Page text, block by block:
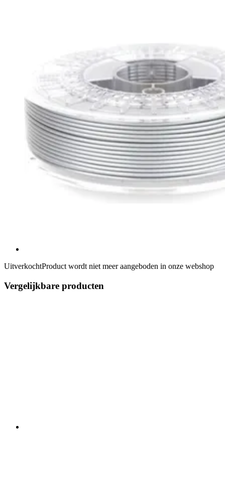
UitverkochtProduct wordt niet meer aangeboden in onze webshop
Vergelijkbare producten